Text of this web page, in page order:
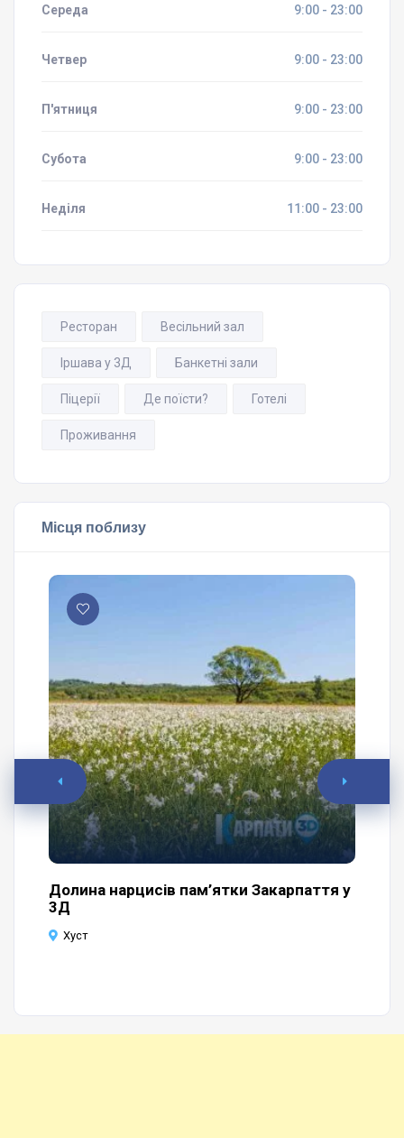
Середа 9:00 - 23:00
Четвер 9:00 - 23:00
П'ятниця 9:00 - 23:00
Субота 9:00 - 23:00
Неділя 11:00 - 23:00
Ресторан Весільний зал
Іршава у 3Д Банкетні зали
Піцерії Де поїсти? Готелі
Проживання
Місця поблизу
Долина нарцисів пам’ятки Закарпаття у
3Д
Хуст